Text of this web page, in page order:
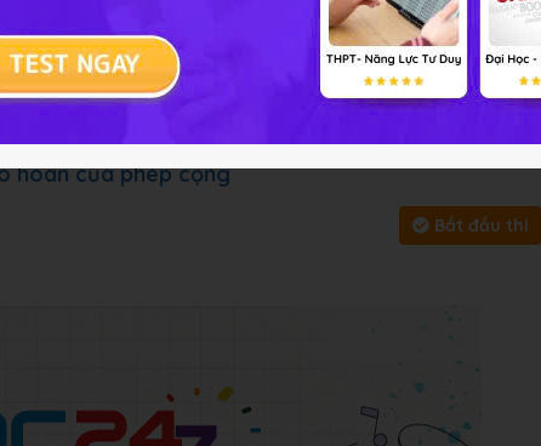
Bài tập Môn
bấm vàoBắt đầu thi để làm toàn bài
hoán của phép cộng
Bắt đầu thi